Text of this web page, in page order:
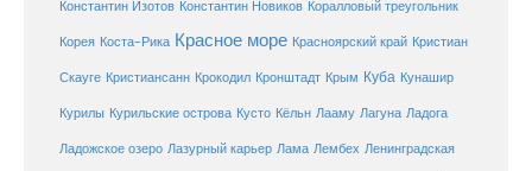
Константин Изотов Константин Новиков Коралловый треугольник
Корея Коста-Рика Красное море Красноярский край Кристиан
Скауге Кристиансанн Крокодил Кронштадт Крым Куба Кунашир
Курилы Курильские острова Кусто Кёльн Лааму Лагуна Ладога
Ладожское озеро Лазурный карьер Лама Лембех Ленинградская